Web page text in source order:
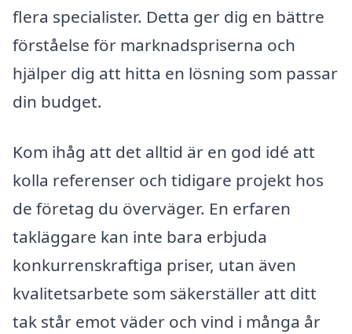
flera specialister. Detta ger dig en bättre
förståelse för marknadspriserna och
hjälper dig att hitta en lösning som passar
din budget.
Kom ihåg att det alltid är en god idé att
kolla referenser och tidigare projekt hos
de företag du överväger. En erfaren
takläggare kan inte bara erbjuda
konkurrenskraftiga priser, utan även
kvalitetsarbete som säkerställer att ditt
tak står emot väder och vind i många år